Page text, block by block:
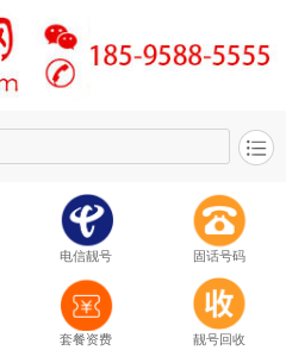
电信靓号 固话号码
套餐资费 靓号回收